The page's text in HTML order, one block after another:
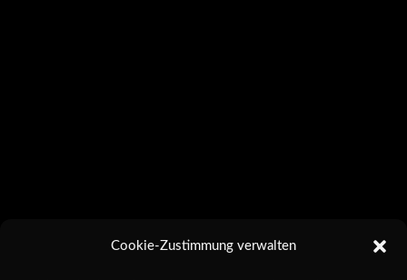
Cookie-Zustimmung verwalten